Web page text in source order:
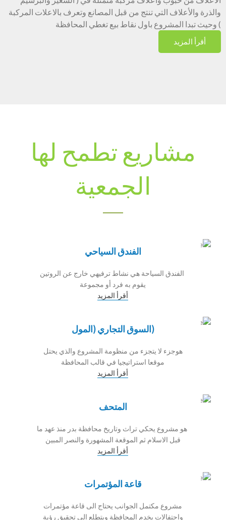
والذرة والأعلاف التي تنتج من قبل المصانع وتعرف بالاعلات المركبة
) وحيث تبدا المشروع باول نقاط بيع تغطي المحافظة
أقرأ المزيد
مشاريع تطمح لها
الجمعية
الفندق السياحي
الفندق السياحة هي نشاط ترفيهي خارج عن الروتين
يقوم به فرد أو مجموعة
أقرأ المزيد
(السوق التجاري (المول
هوجزء لا يتجزء من منظومة المشروع والذي يحتل
موقعا استراتيجيا في قالب المحافظة
أقرأ المزيد
المتحف
هو مشروع يحكي تراث وتاريخ محافظة بدر منذ عهد ما
قبل الاسلام ثم الموقعة المشهورة والنصر المبين
أقرأ المزيد
قاعة المؤتمرات
مشروع مكتمل الجوانب يحتاج الى قاعة مؤتمرات
واحتفالات يخدم المحافظة ويتطلع الى تحقيق رؤية